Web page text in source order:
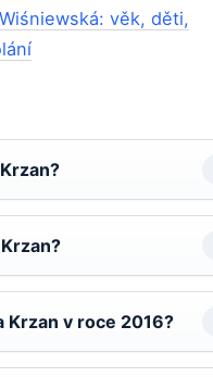
věk, děti,
Krzan v roce 2016?